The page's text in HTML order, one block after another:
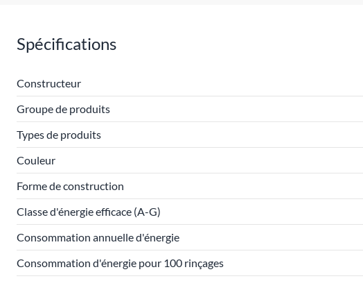
Spécifications
Constructeur
Groupe de produits
Types de produits
Couleur
Forme de construction
Classe d'énergie efficace (A-G)
Consommation annuelle d'énergie
Consommation d'énergie pour 100 rinçages